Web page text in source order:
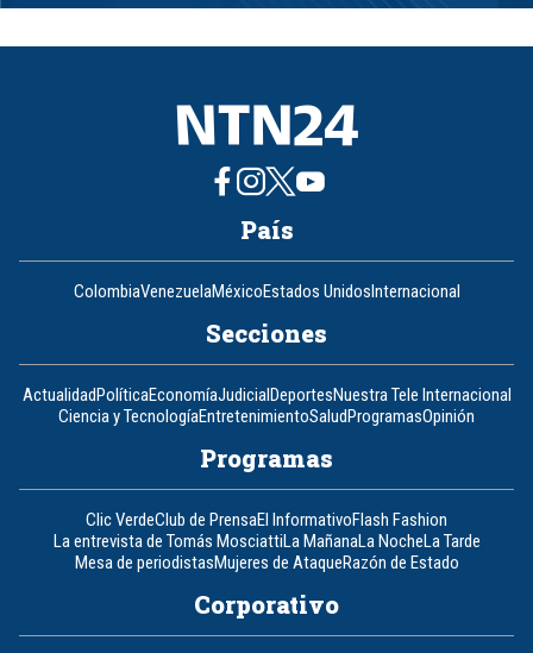
8
País
ColombiaVenezuelaMéxicoEstados UnidosInternacional
Secciones
ActualidadPolíticaEconomíaJudicialDeportesNuestra Tele Internacional
Ciencia y TecnologíaEntretenimientoSaludProgramasOpinión
Programas
Clic VerdeClub de PrensaEl InformativoFlash Fashion
La entrevista de Tomás MosciattiLa MañanaLa NocheLa Tarde
Mesa de periodistasMujeres de AtaqueRazón de Estado
Corporativo